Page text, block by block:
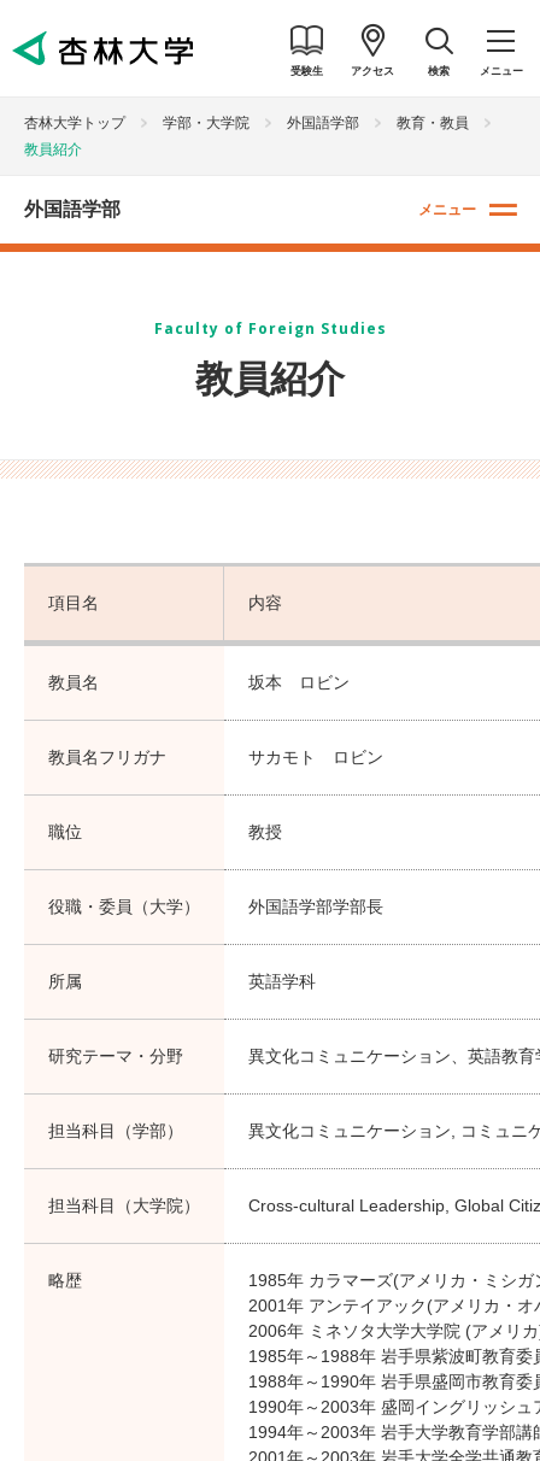
受験生 アクセス 検索 メニュー
杏林大学トップ 学部・大学院 外国語学部
教育・教員
教員紹介
外国語学部 メニュー
Faculty of Foreign Studies
教員紹介
項目名 内容
教員名 坂本 ロビン
教員名フリガナ サカモト ロビン
職位 教授
役職・委員（大学） 外国語学部学部長
所属 英語学科
研究テーマ・分野 異文化コミュニケーション、英語教
担当科目（学部） 異文化コミュニケーション, コミュニ
担当科目（大学院） Cross-cultural Leadership, Global
略歴
1985年 カラマーズ(アメリカ・ミシ
2001年 アンテイアック(アメリカ・
2006年 ミネソタ大学大学院 (アメリ
1985年～1988年 岩手県紫波町教育委
1988年～1990年 岩手県盛岡市教育委
1990年～2003年 盛岡イングリッシュ
1994年～2003年 岩手大学教育学部講
2001年～2003年 岩手大学全学共通教